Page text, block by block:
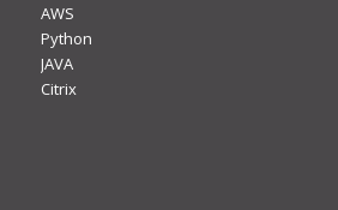
AWS
Python
JAVA
Citrix